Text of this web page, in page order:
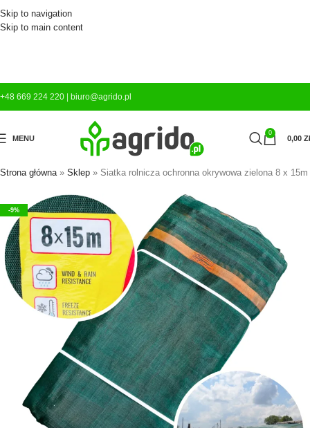
Skip to navigation
Skip to main content
+48 669 224 220 biuro@agrido.pl
MENU
0
0,00
Strona główna» Sklep » Siatka rolnicza ochronna okrywowa zielona 8 x 15m
-9%